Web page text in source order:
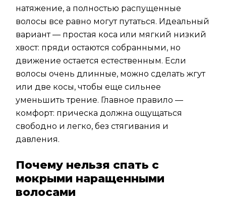
натяжение, а полностью распущенные
волосы все равно могут путаться. Идеальный
вариант — простая коса или мягкий низкий
хвост: пряди остаются собранными, но
движение остается естественным. Если
волосы очень длинные, можно сделать жгут
или две косы, чтобы еще сильнее
уменьшить трение. Главное правило —
комфорт: прическа должна ощущаться
свободно и легко, без стягивания и
давления.
Почему нельзя спать с
мокрыми наращенными
волосами